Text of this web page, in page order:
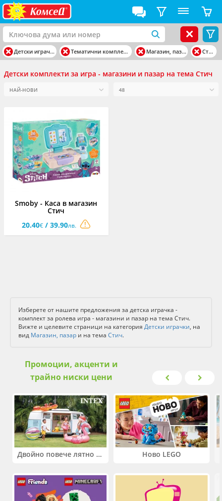
Детски играчки Тематични комплекти Магазин, пазар Стич
Детски комплекти за игра - магазини и пазар на тема Стич
Smoby - Каса в магазин
Стич
20.40€/ 39.90лв.
Изберете от нашите предложения за детска играчка -
комплект за ролева игра - магазини и пазар на тема Стич.
Вижте и целевите страници на категория Детски играчки, на
вид Магазин, пазар и на тема Стич.
Промоции, акценти и
трайно ниски цени
Двойно повече лятно забавление! Купи 2 продукта INTEX и вземи -33% Ново LEGO